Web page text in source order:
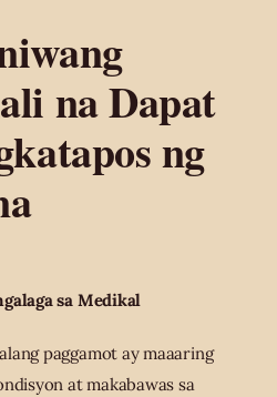
na Dapat
ng
sa Medikal
paggamot ay maaaring
at makabawas sa